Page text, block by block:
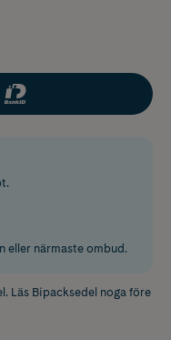
eller närmaste ombud.
Läs Bipacksedel noga före